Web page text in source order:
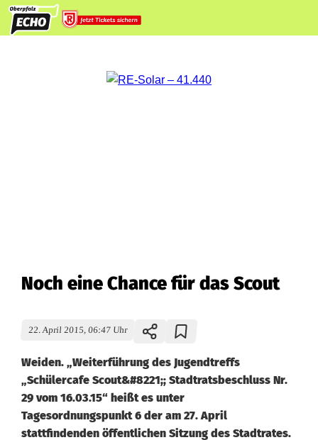
Noch eine Chance für das Scout
22. April 2015, 06:47 Uhr
Weiden. „Weiterführung des Jugendtreffs
„Schülercafe Scout&#8221;; Stadtratsbeschluss Nr.
29 vom 16.03.15“ heißt es unter
Tagesordnungspunkt 6 der am 27. April
stattfindenden öffentlichen Sitzung des Stadtrates.